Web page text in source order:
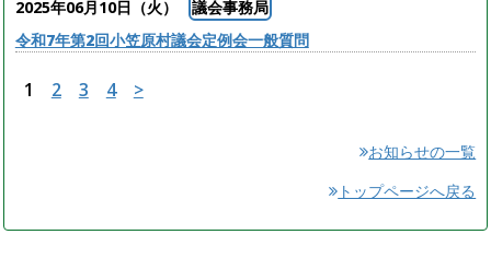
2025年06月10日（火）
議会事務局
令和7年第2回小笠原村議会定例会一般質問
1 2 3 4 >
お知らせの一覧
トップページへ戻る